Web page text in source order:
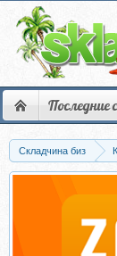
Последние
Складчина биз